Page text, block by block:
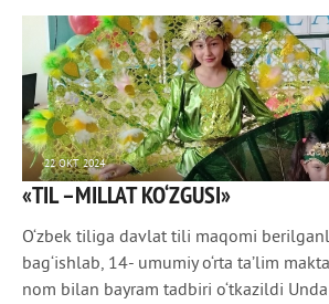
22 ОКТ 2024
949 0
«TIL –MILLAT KO‘ZGUSI»
O‘zbek tiliga davlat tili maqomi
bag‘ishlab, 14- umumiy o‘rta ta’lim
nom bilan bayram tadbiri o‘tkazildi